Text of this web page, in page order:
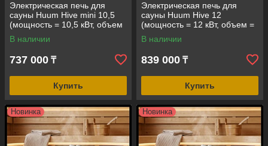
Электрическая печь для
сауны Huum Hive mini 10,5
(мощность = 10,5 кВт, объем
= 10-17 м3, под выносной
пульт управления)
В наличии
737 000 ₸
Купить
Электрическая печь для
сауны Huum Hive 12
(мощность = 12 кВт, объем =
12-25 м3, под выносной
пульт управления)
В наличии
839 000 ₸
Купить
Новинка Новинка